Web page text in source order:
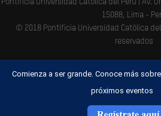
Pontificia Universidad Católica del Perú | Av.
15088, Lima -
© 2018 Pontificia Universidad Católica
reservados
Comienza a ser grande. Conoce más
próximos eventos